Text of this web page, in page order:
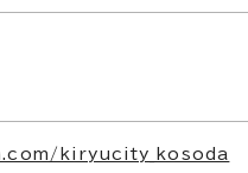
kiryucity_kosoda